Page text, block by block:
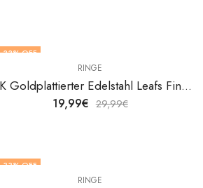
33% OFF
RINGE
18K Goldplattierter Edelstahl Leafs Fingerring von V&F Jewelers
19,99€ 29,99€
33% OFF
RINGE